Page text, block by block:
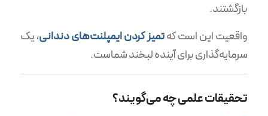
بازگشتند.
واقعیت این است کهتمیز کردن ایمپلنت‌های دندانی، یک
سرمایه‌گذاری برای آینده لبخند شماست.
تحقیقات علمی چه می‌گویند؟